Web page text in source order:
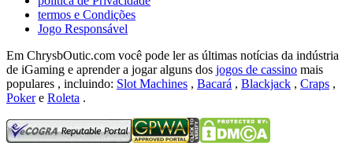
termos e Condições
Jogo Responsável
Em ChrysbOutic.com você pode ler as últimas notícias da indústria
de iGaming e aprender a jogar alguns dos jogos de cassino mais
populares , incluindo: Slot Machines , Bacará , Blackjack , Craps ,
Pokere Roleta .